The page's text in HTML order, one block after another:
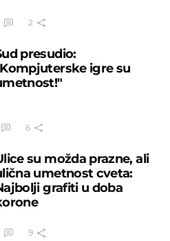
2
presudio:
igre su
6
su možda prazne, ali
umetnost cveta:
grafiti u doba
9